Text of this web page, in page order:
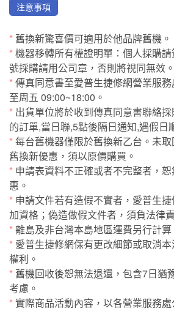
注意事項
* 舊換新驚喜價可適用於他品牌舊機。
*機器移轉所有權證明單：個人採購
號採購請用公司章，否則將視同無效。
*傳真同意書至愛普生捷修網營業服
至周五 09:00~18:00。
* 出貨單位將於收到傳真同意書聯絡
的訂單,當日聯,5點後隔日通知,遇假日
*每台舊機器僅限於舊換新乙台。未
舊換新優惠，須以原價購買。
* 申請表資料不正確或者不完整者，
惠。
* 申請文件若有造假不實者，愛普生
加資格；偽造做假文件者，須負法律
*離島及非台灣本島地區運費另行計算
* 愛普生捷修網保有更改細節或取消
權利。
* 舊機回收後恕無法退還，包含7日猶
考慮。
*實際商品活動內容，以各營業服務處